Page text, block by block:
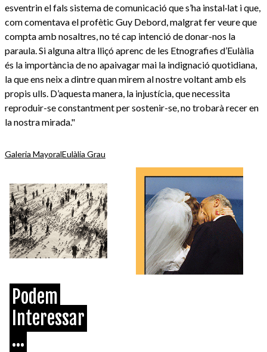
esventrin el fals sistema de comunicació que s’ha instal·lat i que,
com comentava el profètic Guy Debord, malgrat fer veure que
compta amb nosaltres, no té cap intenció de donar-nos la
paraula. Si alguna altra lliçó aprenc de les Etnografies d’Eulàlia
és la importància de no apaivagar mai la indignació quotidiana,
la que ens neix a dintre quan mirem al nostre voltant amb els
propis ulls. D’aquesta manera, la injustícia, que necessita
reproduir-se constantment per sostenir-se, no trobarà recer en
la nostra mirada."
Galeria MayoralEulàlia Grau
Podem
Interessar
...